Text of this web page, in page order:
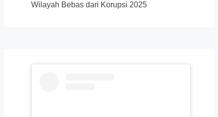
Wilayah Bebas dari Korupsi 2025